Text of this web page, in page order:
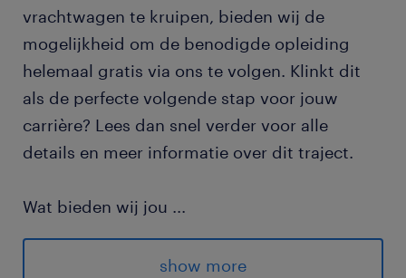
vrachtwagen te kruipen, bieden wij de
mogelijkheid om de benodigde opleiding
helemaal gratis via ons te volgen. Klinkt dit
als de perfecte volgende stap voor jouw
carrière? Lees dan snel verder voor alle
details en meer informatie over dit traject.
Wat bieden wij jou ...
Gratis vrachtwagenrijbewijs halen, zowel
show more